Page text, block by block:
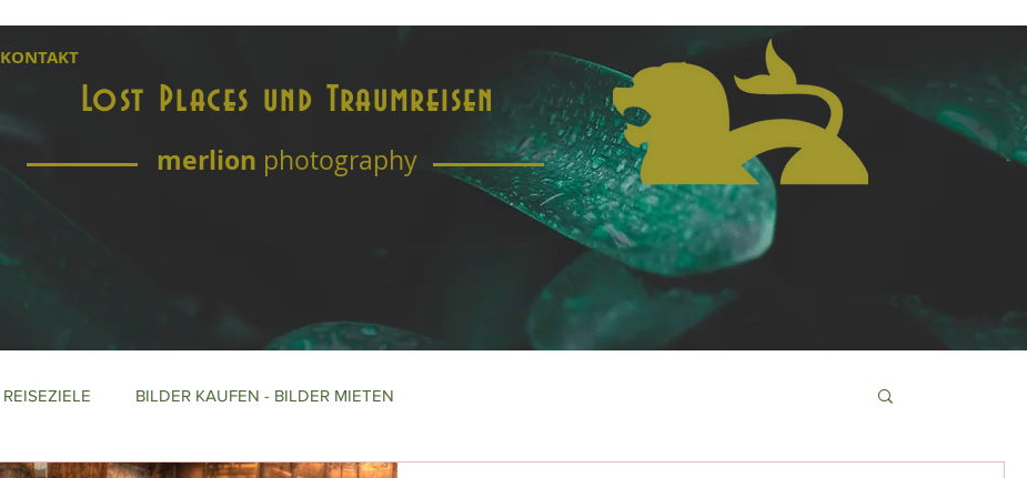
KONTAKT
Lost Places und Traumreisen
merlion photography
REISEZIELE BILDER KAUFEN - BILDER MIETEN